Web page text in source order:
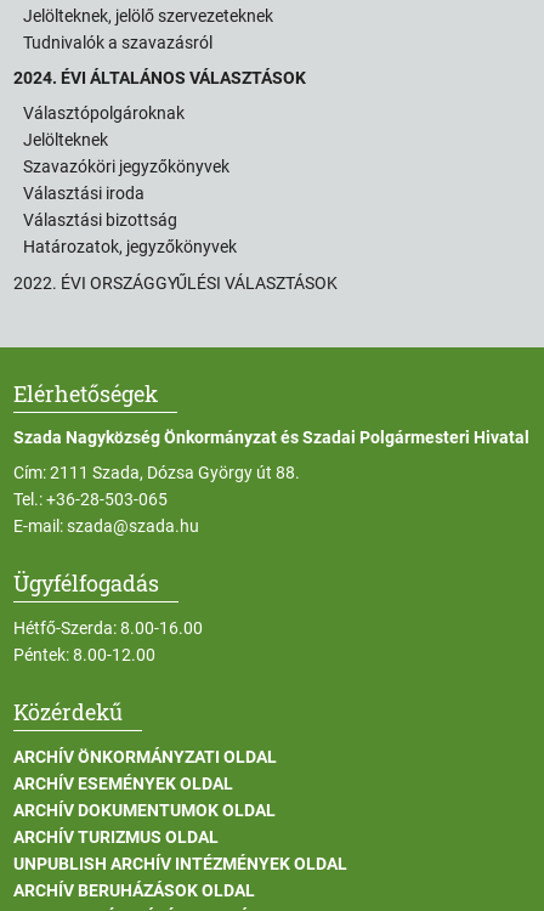
Jelölteknek, jelölő szervezeteknek
Tudnivalók a szavazásról
2024. ÉVI ÁLTALÁNOS VÁLASZTÁSOK
Választópolgároknak
Jelölteknek
Szavazóköri jegyzőkönyvek
Választási iroda
Választási bizottság
Határozatok, jegyzőkönyvek
2022. ÉVI ORSZÁGGYŰLÉSI VÁLASZTÁSOK
Elérhetőségek
Szada Nagyközség Önkormányzat és Szadai Polgármesteri Hivatal
Cím: 2111 Szada, Dózsa György út 88.
Tel.:+36-28-503-065
E-mail:szada@szada.hu
Ügyfélfogadás
Hétfő-Szerda: 8.00-16.00
Péntek: 8.00-12.00
Közérdekű
ARCHÍV ÖNKORMÁNYZATI OLDAL
ARCHÍV ESEMÉNYEK OLDAL
ARCHÍV DOKUMENTUMOK OLDAL
ARCHÍV TURIZMUS OLDAL
UNPUBLISH ARCHÍV INTÉZMÉNYEK OLDAL
ARCHÍV BERUHÁZÁSOK OLDAL